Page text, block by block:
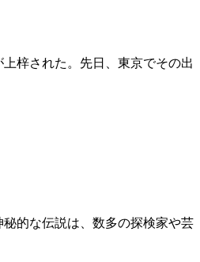
梓された。先日、東京でその出
的な伝説は、数多の探検家や芸